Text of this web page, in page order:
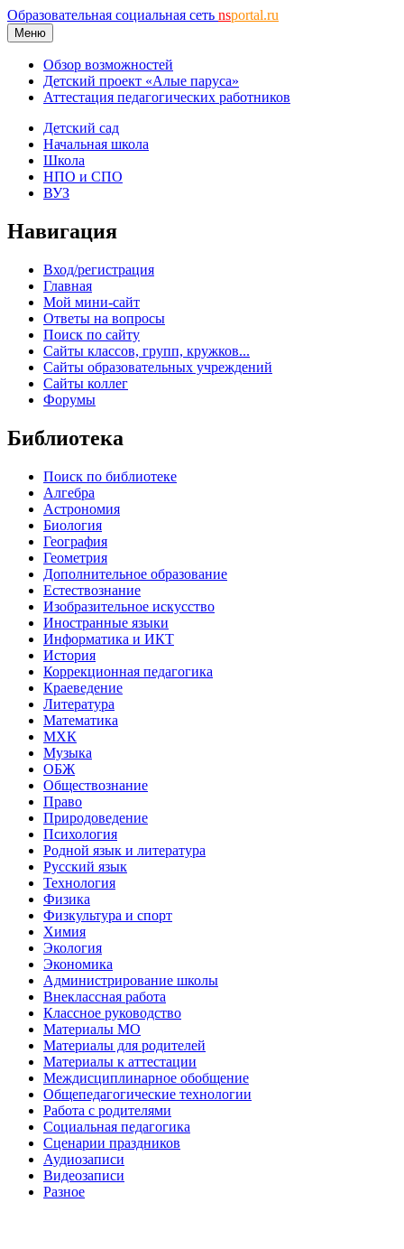
Образовательная социальная сеть nsportal.ru
Меню
Обзор возможностей
Детский проект «Алые паруса»
Аттестация педагогических работников
Детский сад
Начальная школа
Школа
НПО и СПО
ВУЗ
Навигация
Вход/регистрация
Главная
Мой мини-сайт
Ответы на вопросы
Поиск по сайту
Сайты классов, групп, кружков...
Сайты образовательных учреждений
Сайты коллег
Форумы
Библиотека
Поиск по библиотеке
Алгебра
Астрономия
Биология
География
Геометрия
Дополнительное образование
Естествознание
Изобразительное искусство
Иностранные языки
Информатика и ИКТ
История
Коррекционная педагогика
Краеведение
Литература
Математика
МХК
Музыка
ОБЖ
Обществознание
Право
Природоведение
Психология
Родной язык и литература
Русский язык
Технология
Физика
Физкультура и спорт
Химия
Экология
Экономика
Администрирование школы
Внеклассная работа
Классное руководство
Материалы МО
Материалы для родителей
Материалы к аттестации
Междисциплинарное обобщение
Общепедагогические технологии
Работа с родителями
Социальная педагогика
Сценарии праздников
Аудиозаписи
Видеозаписи
Разное